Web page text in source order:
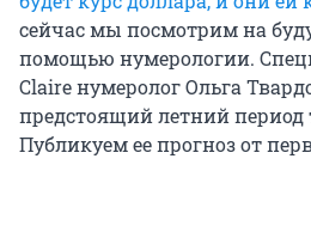
сейчас мы посмотрим на
помощью нумерологии.
Claire нумеролог Ольга
предстоящий летний период
Публикуем ее прогноз от